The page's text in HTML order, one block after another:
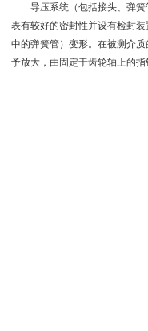
导压系统（包括接头、弹簧
表有较好的密封性并设有检封
中的弹簧管）变形。在被测介
予放大，由固定于齿轮轴上的